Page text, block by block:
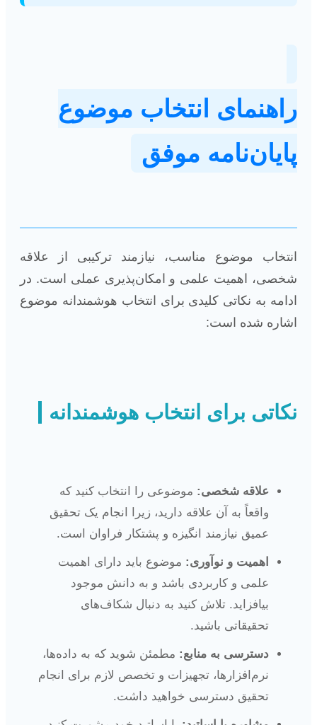
راهنمای انتخاب موضوع
پایان‌نامه موفق
انتخاب موضوع مناسب، نیازمند ترکیبی از علاقه
شخصی، اهمیت علمی و امکان‌پذیری عملی است. در
ادامه به نکاتی کلیدی برای انتخاب هوشمندانه موضوع
اشاره شده است:
نکاتی برای انتخاب هوشمندانه
علاقه شخصی: موضوعی را انتخاب کنید که
واقعاً به آن علاقه دارید، زیرا انجام یک تحقیق
عمیق نیازمند انگیزه و پشتکار فراوان است.
اهمیت و نوآوری: موضوع باید دارای اهمیت
علمی و کاربردی باشد و به دانش موجود
بیافزاید. تلاش کنید به دنبال شکاف‌های
تحقیقاتی باشید.
دسترسی به منابع: مطمئن شوید که به داده‌ها،
نرم‌افزارها، تجهیزات و تخصص لازم برای انجام
تحقیق دسترسی خواهید داشت.